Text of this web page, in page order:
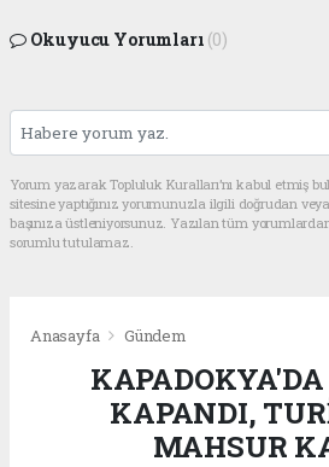
Okuyucu Yorumları (0)
Yorum yazarak Topluluk Kuralları’nı kabul etmiş
sitesine yaptığınız yorumunuzla ilgili doğrudan
başınıza üstleniyorsunuz. Yazılan tüm
sorumlu tutulamaz.
Anasayfa Gündem
KAPANDI,
MAHSUR